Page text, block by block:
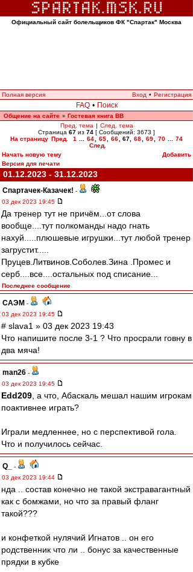
Официальный сайт болельщиков ФК "Спартак" Москва
Полная версия Вход • Регистрация
FAQ • Поиск
Общение на сайте » Гостевая книга ВВ
Пред. тема | След. тема
Страница 67 из 74 [ Сообщений: 3673 ]
На страницу Пред. 1 64 65 66 67 68 69 70
74
След.
Начать новую тему
Добавить
Версия для печати
01.12.2023 - 31.12.2023
Спартачек-Казачек! -
03 дек 2023 19:45
Да тренер тут не причём...от слова
вообще....тут полкоманды надо гнать
нахуй.....плюшевые игрушки...тут любой тренер
загрустит.....
Пруцев.Литвинов.Соболев.Зина .Промес и
серб....все....остальных под списание...
Последнее сообщение
САЭМ -
03 дек 2023 19:45
# slava1 » 03 дек 2023 19:43
Что напишите после 3-1 ? Что просрали говну в
два мяча!
man26 -
03 дек 2023 19:45
Edd209 , а что, Абаскаль мешал нашим игрокам
поактивнее играть?
Играли медленнее, но с перспективой гола.
Что и получилось сейчас.
Q_
-
03 дек 2023 19:44
нда .. состав конечно не такой экстравагантный
как с бомжами, но что за правый фланг
такой???
и конфеткой нулячий Игнатов .. он его
родственник что ли .. бонус за качественные
прядки в кубке